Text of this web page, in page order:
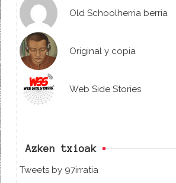
Old Schoolherria berria
Original y copia
Web Side Stories
Azken txioak
Tweets by 97irratia